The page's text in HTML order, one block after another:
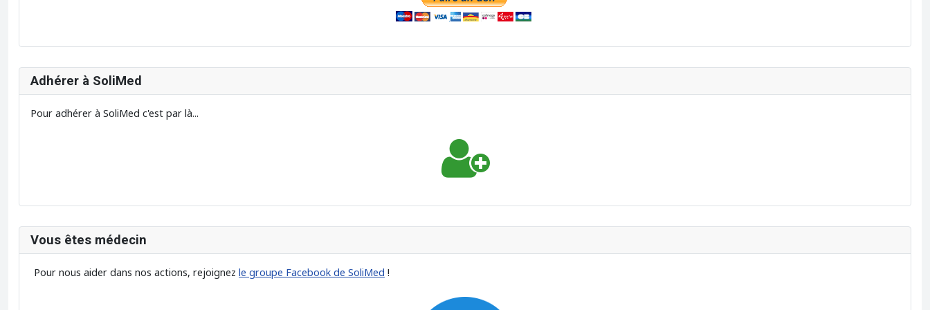
Adhérer à SoliMed
Pour adhérer à SoliMed c'est par là...
Vous êtes médecin
Pour nous aider dans nos actions, rejoignez le groupe Facebook de SoliMed !